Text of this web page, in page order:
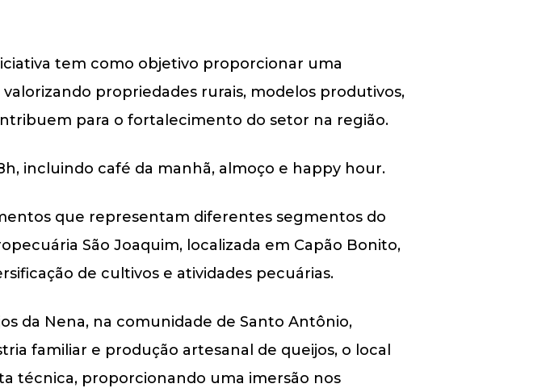
tem como objetivo proporcionar uma
propriedades rurais, modelos produtivos,
para o fortalecimento do setor na região.
incluindo café da manhã, almoço e happy hour.
que representam diferentes segmentos do
São Joaquim, localizada em Capão Bonito,
de cultivos e atividades pecuárias.
da Nena, na comunidade de Santo Antônio,
familiar e produção artesanal de queijos, o local
técnica, proporcionando uma imersão nos